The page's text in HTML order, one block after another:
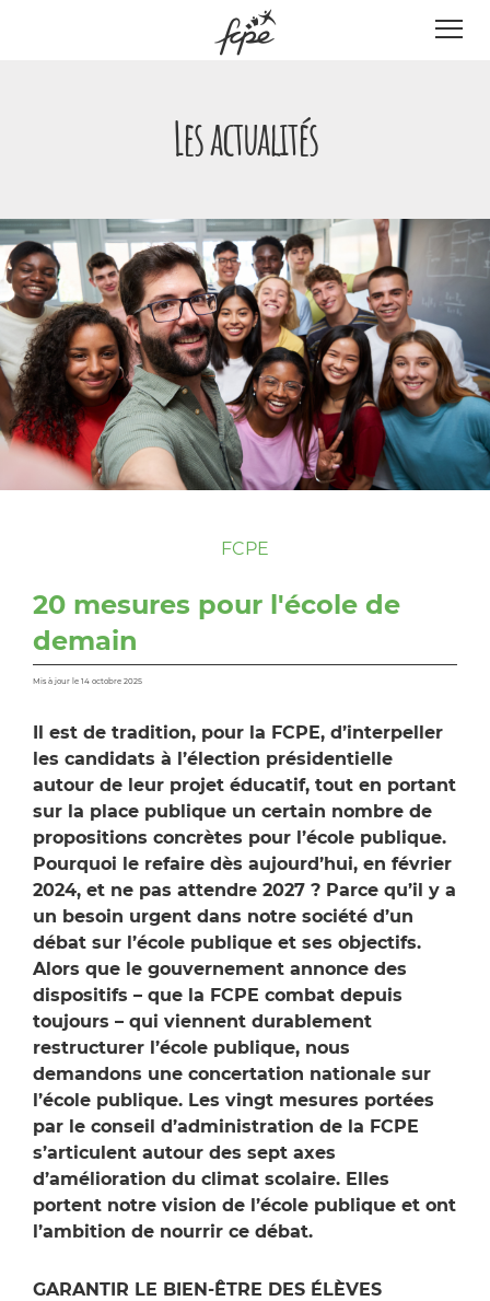
Les actualités
FCPE
20 mesures pour l'école de
demain
Mis à jour le 14 octobre 2025
Il est de tradition, pour la FCPE, d’interpeller
les candidats à l’élection présidentielle
autour de leur projet éducatif, tout en portant
sur la place publique un certain nombre de
propositions concrètes pour l’école publique.
Pourquoi le refaire dès aujourd’hui, en février
2024, et ne pas attendre 2027 ? Parce qu’il y a
un besoin urgent dans notre société d’un
débat sur l’école publique et ses objectifs.
Alors que le gouvernement annonce des
dispositifs – que la FCPE combat depuis
toujours – qui viennent durablement
restructurer l’école publique, nous
demandons une concertation nationale sur
l’école publique. Les vingt mesures portées
par le conseil d’administration de la FCPE
s’articulent autour des sept axes
d’amélioration du climat scolaire. Elles
portent notre vision de l’école publique et ont
l’ambition de nourrir ce débat.
GARANTIR LE BIEN-ÊTRE DES ÉLÈVES
Panneau de gestion des cookies